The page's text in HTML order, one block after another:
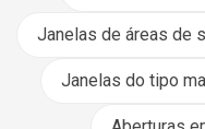
Janelas de áreas de
Janelas do tipo